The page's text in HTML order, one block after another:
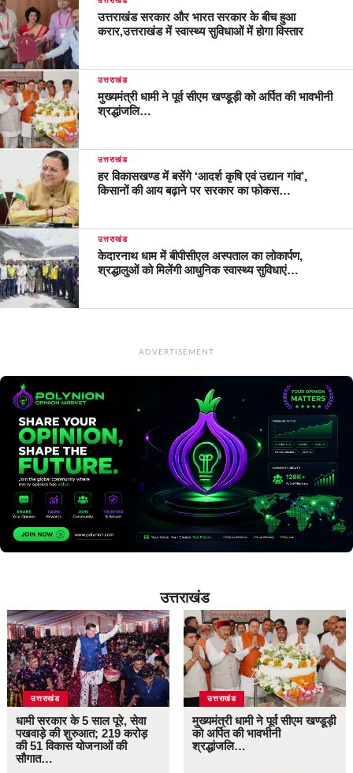
उत्तराखंड सरकार और भारत सरकार के बीच हुआ
करार,उत्तराखंड में स्वास्थ्य सुविधाओं में होगा विस्तार
उत्तराखंड
मुख्यमंत्री धामी ने पूर्व सीएम खण्डूड़ी को अर्पित की भावभीनी
श्रद्धांजलि…
उत्तराखंड
हर विकासखण्ड में बसेंगे ‘आदर्श कृषि एवं उद्यान गांव’,
किसानों की आय बढ़ाने पर सरकार का फोकस…
उत्तराखंड
केदारनाथ धाम में बीपीसीएल अस्पताल का लोकार्पण,
श्रद्धालुओं को मिलेंगी आधुनिक स्वास्थ्य सुविधाएं…
ADVERTISEMENT
उत्तराखंड
उत्तराखंड
धामी सरकार के 5 साल पूरे, सेवा
पखवाड़े की शुरुआत; 219 करोड़
की 51 विकास योजनाओं की
सौगात…
उत्तराखंड
मुख्यमंत्री धामी ने पूर्व सीएम खण्डूड़ी
को अर्पित की भावभीनी
श्रद्धांजलि…